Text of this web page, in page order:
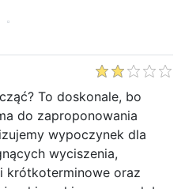
To doskonale, bo
do zaproponowania
wypoczynek dla
wyciszenia,
krótkoterminowe oraz